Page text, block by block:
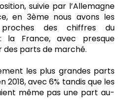
suivie par l’Allemagne
en 3ème nous avons les
des chiffres du
France, avec presque
des parts de marché.
les plus grandes parts
2018, avec 6% tandis que les
même pas une part au-